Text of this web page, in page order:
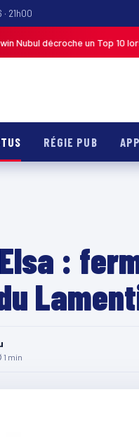
21h00
un Top 10 lors de la
RÉGIE PUB
:
min